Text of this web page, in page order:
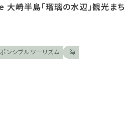
崎半島「瑠璃の水辺」観光まち
ンシブルツーリズム 海